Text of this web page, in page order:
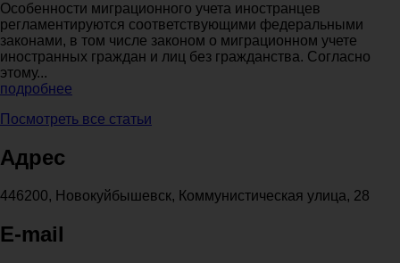
Особенности миграционного учета иностранцев
регламентируются соответствующими федеральными
законами, в том числе законом о миграционном учете
иностранных граждан и лиц без гражданства. Согласно
этому...
подробнее
Посмотреть все статьи
Адрес
446200, Новокуйбышевск, Коммунистическая улица, 28
E-mail